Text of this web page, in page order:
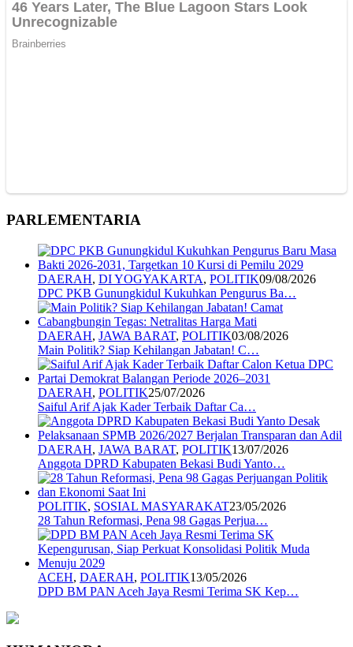
PARLEMENTARIA
DAERAH, DI YOGYAKARTA, POLITIK09/08/2026
DPC PKB Gunungkidul Kukuhkan Pengurus Ba…
DAERAH, JAWA BARAT, POLITIK03/08/2026
Main Politik? Siap Kehilangan Jabatan! C…
DAERAH, POLITIK25/07/2026
Saiful Arif Ajak Kader Terbaik Daftar Ca…
DAERAH, JAWA BARAT, POLITIK13/07/2026
Anggota DPRD Kabupaten Bekasi Budi Yanto…
POLITIK, SOSIAL MASYARAKAT23/05/2026
28 Tahun Reformasi, Pena 98 Gagas Perjua…
ACEH, DAERAH, POLITIK13/05/2026
DPD BM PAN Aceh Jaya Resmi Terima SK Kep…